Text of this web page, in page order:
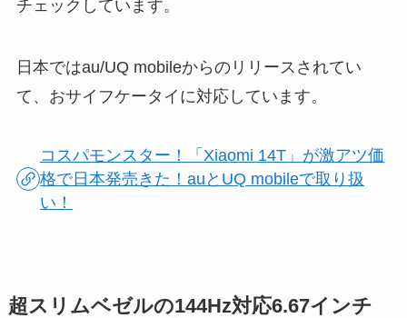
チェックしています。
日本ではau/UQ mobileからのリリースされてい
て、おサイフケータイに対応しています。
コスパモンスター！「Xiaomi 14T」が激アツ価
格で日本発売きた！auとUQ mobileで取り扱
い！
超スリムベゼルの144Hz対応6.67インチ